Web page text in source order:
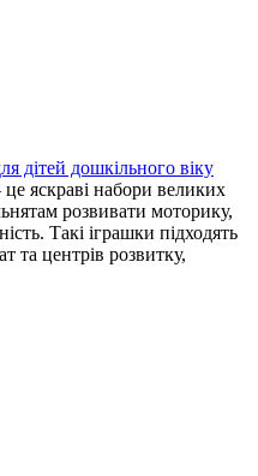
дітей дошкільного віку
яскраві набори великих
розвивати моторику,
Такі іграшки підходять
та центрів розвитку,